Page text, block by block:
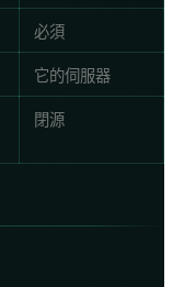
必須
它的伺服器
閉源